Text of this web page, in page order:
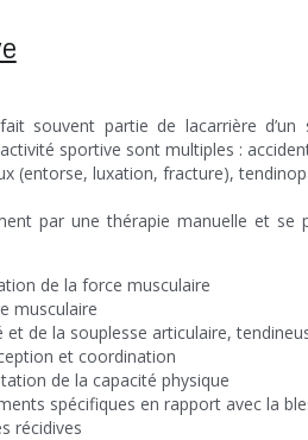
souvent partie de lacarrière
sportive sont multiples :
(entorse, luxation, fracture),
par une thérapie manuelle et se
de la force musculaire
musculaire
de la souplesse articulaire,
et coordination
de la capacité physique
spécifiques en rapport avec la
récidives